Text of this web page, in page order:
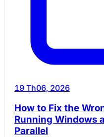
19 Th06, 2026
How to Fix the
Running Windows
Parallel